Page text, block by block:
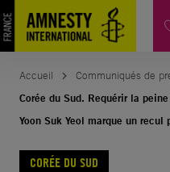
Aller
au
contenu
Accueil
Communiqués de
Corée du Sud. Requérir la
Yoon Suk Yeol marque un
CORÉE DU SUD